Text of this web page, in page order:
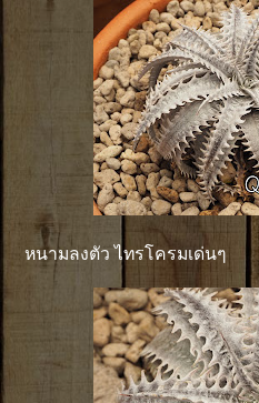
หนามลงตัว ไทรโครมเด่นๆ